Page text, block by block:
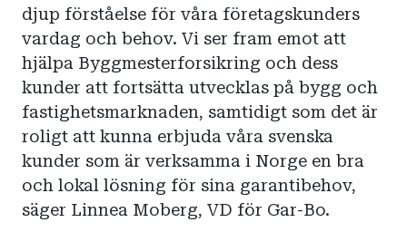
djup förståelse för våra företagskunders
vardag och behov. Vi ser fram emot att
hjälpa Byggmesterforsikring och dess
kunder att fortsätta utvecklas på bygg och
fastighetsmarknaden, samtidigt som det är
roligt att kunna erbjuda våra svenska
kunder som är verksamma i Norge en bra
och lokal lösning för sina garantibehov,
säger Linnea Moberg, VD för Gar-Bo.